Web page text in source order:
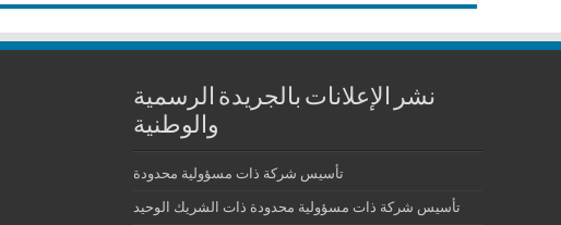
نشر الإعلانات بالجريدة الرسمية
والوطنية
تأسيس شركة ذات مسؤولية محدودة
تأسيس شركة ذات مسؤولية محدودة ذات الشريك الوحيد